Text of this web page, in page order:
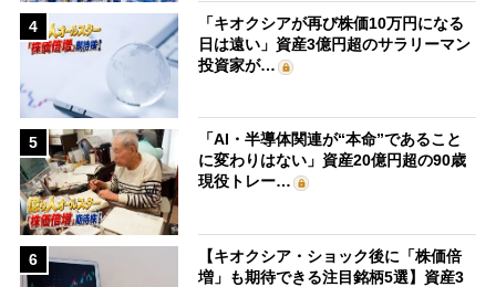
4
「キオクシアが再び株価10万円になる
日は遠い」資産3億円超のサラリーマン
投資家が…
5
「AI・半導体関連が“本命”であること
に変わりはない」資産20億円超の90歳
現役トレー…
6
【キオクシア・ショック後に「株価倍
増」も期待できる注目銘柄5選】資産3